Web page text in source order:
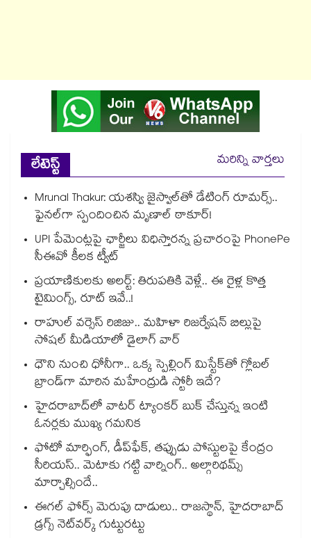
లేటెస్ట్
మరిన్ని వార్తలు
Mrunal Thakur: యశస్వి జైస్వాల్‌తో డేటింగ్ రూమర్స్‌..
ఫైనల్‌గా స్పందించిన మృణాల్ ఠాకూర్!
UPI పేమెంట్లపై ఛార్జీలు విధిస్తారన్న ప్రచారంపై PhonePe
సీఈవో కీలక ట్వీట్
ప్రయాణికులకు అలర్ట్: తిరుపతికి వెళ్లే.. ఈ రైళ్ల కొత్త
టైమింగ్స్, రూట్ ఇవే..!
రాహుల్ వర్సెస్ రిజిజు.. మహిళా రిజర్వేషన్ బిల్లుపై
సోషల్ మీడియాలో డైలాగ్ వార్
ధౌని నుంచి ధోనీగా.. ఒక్క స్పెల్లింగ్ మిస్టేక్‌తో గ్లోబల్
బ్రాండ్‌గా మారిన మహేంద్రుడి స్టోరీ ఇదే?
హైదరాబాద్⁪లో వాటర్ ట్యాంకర్ బుక్ చేస్తున్న ఇంటి
ఓనర్లకు ముఖ్య గమనిక
ఫోటో మార్ఫింగ్, డీప్‌ఫేక్‌, తప్పుడు పోస్టులపై కేంద్రం
సీరియస్.. మెటాకు గట్టి వార్నింగ్.. అల్గారిథమ్స్
మార్చాల్సిందే..
ఈగల్ ఫోర్స్ మెరుపు దాడులు.. రాజస్థాన్, హైదరాబాద్‌
డ్రగ్స్‌ నెట్‌వర్క్‌ గుట్టురట్టు